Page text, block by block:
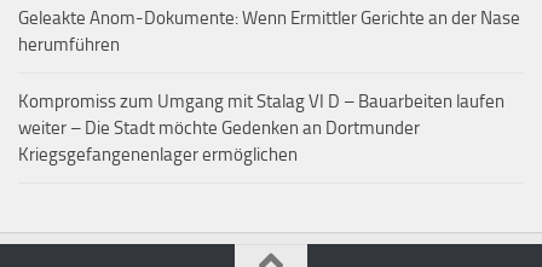
Geleakte Anom-Dokumente: Wenn Ermittler Gerichte an der Nase
herumführen
Kompromiss zum Umgang mit Stalag VI D – Bauarbeiten laufen
weiter – Die Stadt möchte Gedenken an Dortmunder
Kriegsgefangenenlager ermöglichen